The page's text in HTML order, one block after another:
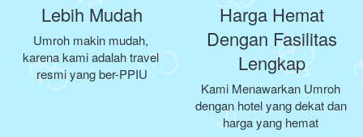
Lebih Mudah
Umroh makin mudah,
karena kami adalah travel
resmi yang ber-PPIU
Harga Hemat
Dengan Fasilitas
Lengkap
Kami Menawarkan Umroh
dengan hotel yang dekat dan
harga yang hemat